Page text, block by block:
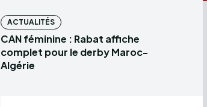
ACTUALITÉS
CAN féminine : Rabat affiche
complet pour le derby Maroc-
Algérie